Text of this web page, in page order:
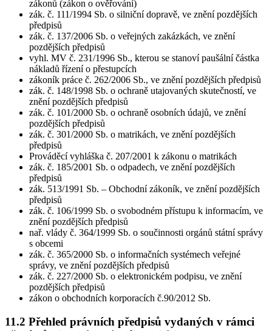
zákonů (zákon o ověřování)
zák. č. 111/1994 Sb. o silniční dopravě, ve znění pozdějších
předpisů
zák. č. 137/2006 Sb. o veřejných zakázkách, ve znění
pozdějších předpisů
vyhl. MV č. 231/1996 Sb., kterou se stanoví paušální částka
nákladů řízení o přestupcích
zákoník práce č. 262/2006 Sb., ve znění pozdějších předpisů
zák. č. 148/1998 Sb. o ochraně utajovaných skutečností, ve
znění pozdějších předpisů
zák. č. 101/2000 Sb. o ochraně osobních údajů, ve znění
pozdějších předpisů
zák. č. 301/2000 Sb. o matrikách, ve znění pozdějších
předpisů
Prováděcí vyhláška č. 207/2001 k zákonu o matrikách
zák. č. 185/2001 Sb. o odpadech, ve znění pozdějších
předpisů
zák. 513/1991 Sb. – Obchodní zákoník, ve znění pozdějších
předpisů
zák. č. 106/1999 Sb. o svobodném přístupu k informacím, ve
znění pozdějších předpisů
nař. vlády č. 364/1999 Sb. o součinnosti orgánů státní správy
s obcemi
zák. č. 365/2000 Sb. o informačních systémech veřejné
správy, ve znění pozdějších předpisů
zák. č. 227/2000 Sb. o elektronickém podpisu, ve znění
pozdějších předpisů
zákon o obchodních korporacích č.90/2012 Sb.
11.2 Přehled právních předpisů vydaných v rámci